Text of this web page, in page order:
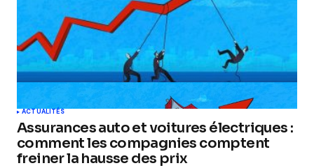
ACTUALITÉS
Assurances auto et voitures électriques :
comment les compagnies comptent
freiner la hausse des prix